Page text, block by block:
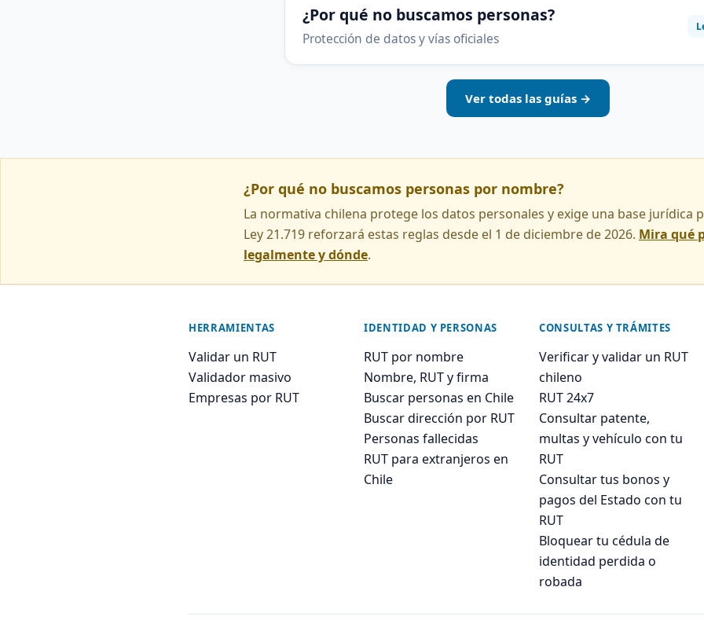
¿Por qué no buscamos personas?
Protección de datos y vías oficiales
Ver todas las guías →
¿Por qué no buscamos personas por nombre?
La normativa chilena protege los datos personales y exige una base jurídica
Ley 21.719 reforzará estas reglas desde el 1 de diciembre de 2026. Mira qué
legalmente y dónde.
HERRAMIENTAS
Validar un RUT
Validador masivo
Empresas por RUT
IDENTIDAD Y PERSONAS
RUT por nombre
Nombre, RUT y firma
Buscar personas en Chile
Buscar dirección por RUT
Personas fallecidas
RUT para extranjeros en
Chile
CONSULTAS Y TRÁMITES
Verificar y validar un RUT
chileno
RUT 24x7
Consultar patente,
multas y vehículo con tu
RUT
Consultar tus bonos y
pagos del Estado con tu
RUT
Bloquear tu cédula de
identidad perdida o
robada